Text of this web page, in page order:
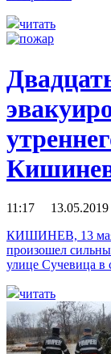
читать
11:17 13.05.2019
КИШИНЕВ, 13 мая
произошел
улице Сучевица в
читать